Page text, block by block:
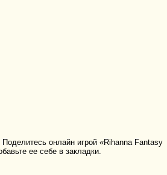
Поделитесь онлайн игрой «Rihanna Fantasy
ее себе в закладки.